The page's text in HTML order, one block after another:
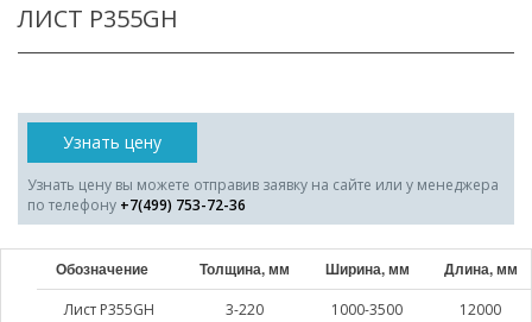
ЛИСТ P355GH
Узнать цену
Узнать цену вы можете отправив заявку на сайте или у менеджера
по телефону +7(499) 753-72-36
Обозначение Толщина, мм Ширина, мм Длина, мм
Лист P355GH 3-220 1000-3500 12000